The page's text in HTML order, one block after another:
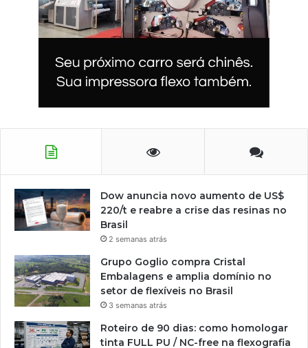
Dow anuncia novo aumento de US$
220/t e reabre a crise das resinas no
Brasil
2 semanas atrás
Grupo Goglio compra Cristal
Embalagens e amplia domínio no
setor de flexíveis no Brasil
3 semanas atrás
Roteiro de 90 dias: como homologar
tinta FULL PU / NC-free na flexografia